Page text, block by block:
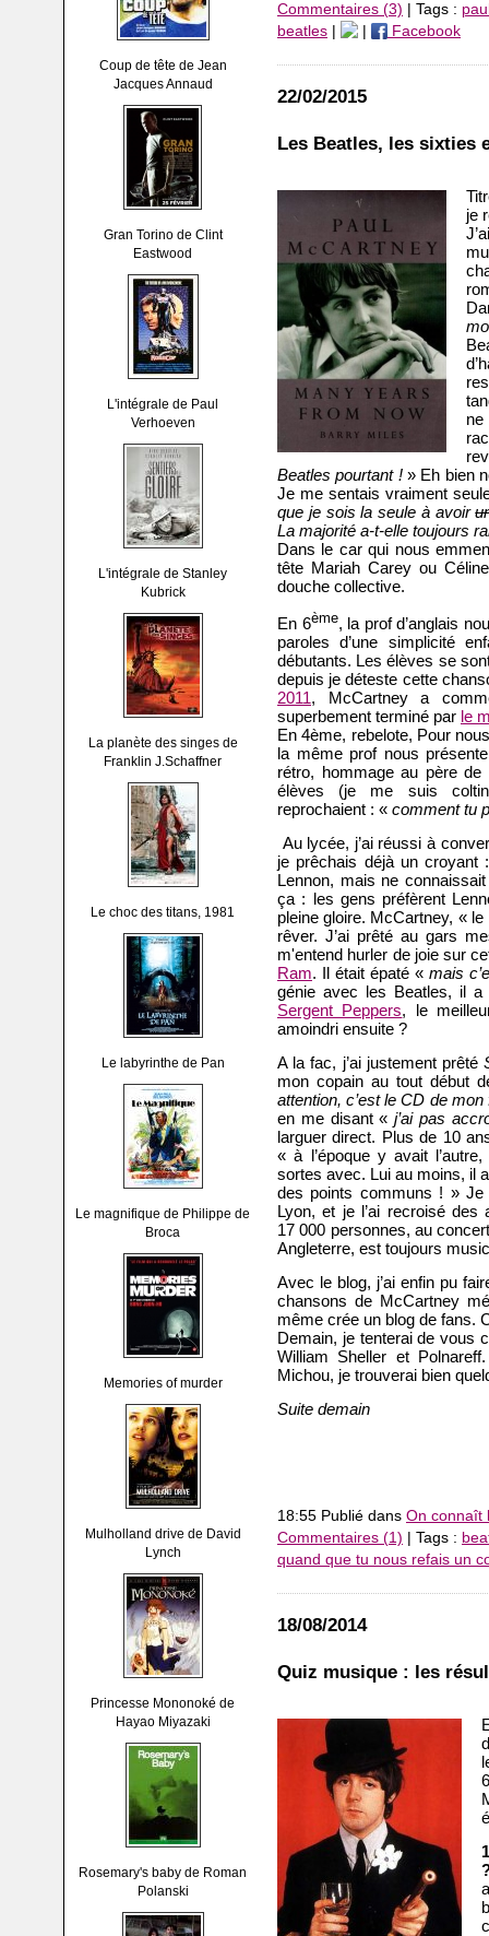
Coup de tête de Jean
Jacques Annaud
Gran Torino de Clint
Eastwood
L'intégrale de Paul
Verhoeven
L'intégrale de Stanley
Kubrick
La planète des singes de
Franklin J.Schaffner
Le choc des titans, 1981
Le labyrinthe de Pan
Le magnifique de Philippe de
Broca
Memories of murder
Mulholland drive de David
Lynch
Princesse Mononoké de
Hayao Miyazaki
Rosemary's baby de Roman
Polanski
Commentaires (3) | Tags :
beatles
Facebook
22/02/2015
Les Beatles, les sixties
je
Beatles pourtant !» Eh bien
Je me sentais vraiment
que je sois la seule à avoir
La majorité a-t-elle toujours
Dans le car qui nous
tête Mariah Carey ou
douche collective.
En 6ème, la prof d’anglais
paroles d’une simplicité
débutants. Les élèves se
depuis je déteste cette
2011, McCartney a
superbement terminé par le
En 4ème, rebelote, Pour
la même prof nous
rétro, hommage au père
élèves (je me suis
reprochaient : « comment tu
Au lycée, j’ai réussi à
je prêchais déjà un
Lennon, mais ne
ça : les gens préfèrent
pleine gloire. McCartney, «
rêver. J’ai prêté au gars
m'entend hurler de joie sur
Ram. Il était épaté « mais
génie avec les Beatles, il
Sergent Peppers, le
amoindri ensuite ?
A la fac, j’ai justement prêté
mon copain au tout début
attention, c’est le CD de mon
en me disant «j’ai pas
larguer direct. Plus de 10
« à l’époque y avait
sortes avec. Lui au moins, il
des points communs ! » Je
Lyon, et je l’ai recroisé
17 000 personnes, au
Angleterre, est toujours
Avec le blog, j’ai enfin pu
chansons de McCartney
même crée un blog de fans.
Demain, je tenterai de vous
William Sheller et
Michou, je trouverai bien
Suite demain
18:55 Publié dans On connaît
Commentaires (1) | Tags :
quand que tu nous refais un
18/08/2014
Quiz musique : les